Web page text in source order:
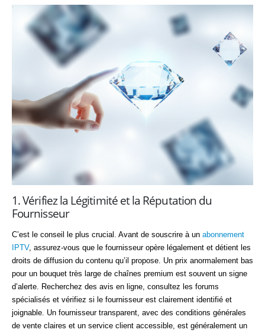
1. Vérifiez la Légitimité et la Réputation du
Fournisseur
C’est le conseil le plus crucial. Avant de souscrire à un abonnement
IPTV, assurez-vous que le fournisseur opère légalement et détient les
droits de diffusion du contenu qu’il propose. Un prix anormalement bas
pour un bouquet très large de chaînes premium est souvent un signe
d’alerte. Recherchez des avis en ligne, consultez les forums
spécialisés et vérifiez si le fournisseur est clairement identifié et
joignable. Un fournisseur transparent, avec des conditions générales
de vente claires et un service client accessible, est généralement un